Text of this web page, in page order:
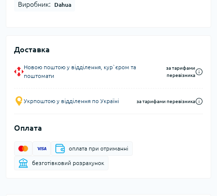
Виробник: Dahua
Доставка
Новою поштою у відділення, кур`єром та
поштомати
за тарифами
перевізника
Укрпоштою у відділення по Україні за тарифами перевізника
Оплата
оплата при отриманні
безготівковий розрахунок